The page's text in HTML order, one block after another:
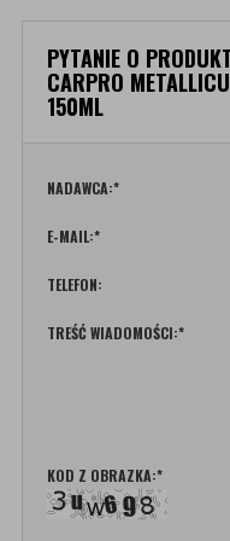
PYTANIE O
CARPRO
150ML
NADAWCA:*
E-MAIL:*
TELEFON:
TREŚĆ WIADOMOŚCI:*
KOD Z OBRAZKA:*